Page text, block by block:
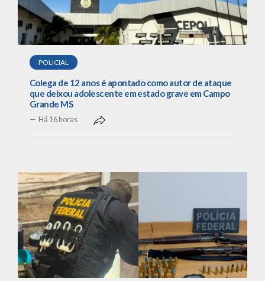
POLICIAL
Colega de 12 anos é apontado como autor de ataque
que deixou adolescente em estado grave em Campo
Grande MS
Há 16 horas